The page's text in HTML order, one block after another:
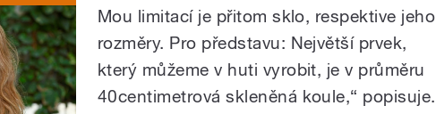
Mou limitací je přitom sklo, respektive jeho
rozměry. Pro představu: Největší prvek,
který můžeme v huti vyrobit, je v průměru
40centimetrová skleněná koule,“ popisuje.